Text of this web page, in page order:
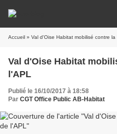
Accueil » Val d'Oise Habitat mobilisé contre la
Val d'Oise Habitat
l'APL
Publié le 16/10/2017 à 18:58
Par CGT Office Public AB-Habitat